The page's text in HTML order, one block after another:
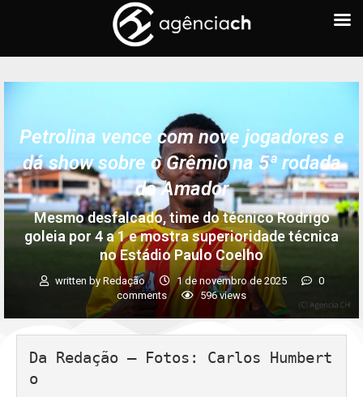
Petrolina vence com nove jogadores e
dá show sobre o Grêmio na 5ª rodada
do Amador
Mesmo desfalcado, time do técnico Rodrigo
goleia por 4 a 1 e mostra superioridade técnica
no Estádio Paulo Coelho
written by Redação 1 de novembro de 2025
0
comments
596views
Da Redação – Fotos: Carlos Humbert
o